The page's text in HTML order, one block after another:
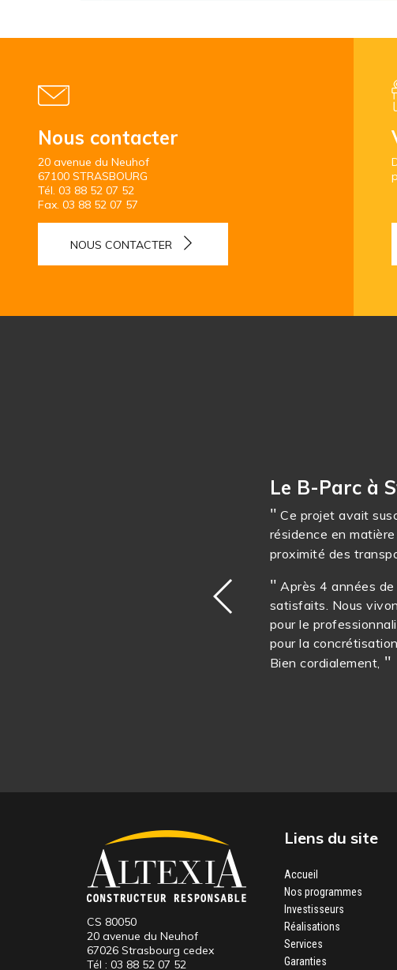
Nous contacter
20 avenue du Neuhof
67100 STRASBOURG
Tél. 03 88 52 07 52
Fax. 03 88 52 07 57
NOUS CONTACTER
Le B-Parc à
Ce projet avait
résidence en
proximité des
Après 4 années
satisfaits. Nous
pour le
pour la
Bien cordialement,
CS 80050
20 avenue du Neuhof
67026 Strasbourg cedex
Tél : 03 88 52 07 52
Liens du site
Accueil
Nos programmes
Investisseurs
Réalisations
Services
Garanties